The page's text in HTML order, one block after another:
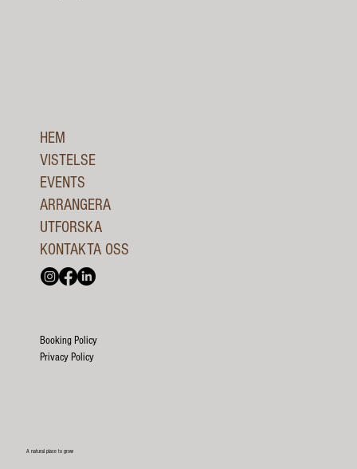
HEM
VISTELSE
EVENTS
ARRANGERA
UTFORSKA
KONTAKTA OSS
Booking Policy
Privacy Policy
A natural place to grow